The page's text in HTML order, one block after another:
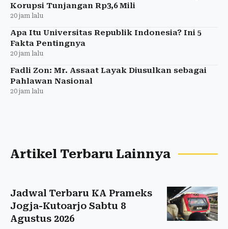
Korupsi Tunjangan Rp3,6 Mili
20 jam lalu
Apa Itu Universitas Republik Indonesia? Ini 5
Fakta Pentingnya
20 jam lalu
Fadli Zon: Mr. Assaat Layak Diusulkan sebagai
Pahlawan Nasional
20 jam lalu
Artikel Terbaru Lainnya
Jadwal Terbaru KA Prameks
Jogja-Kutoarjo Sabtu 8
Agustus 2026